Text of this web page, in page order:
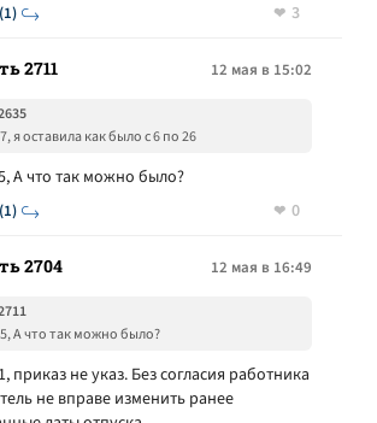
3
2711 12 мая в 15:02
я оставила как было с 6 по 26
А что так можно было?
0
2704 12 мая в 16:49
А что так можно было?
приказ не указ. Без согласия работника
не вправе изменить ранее